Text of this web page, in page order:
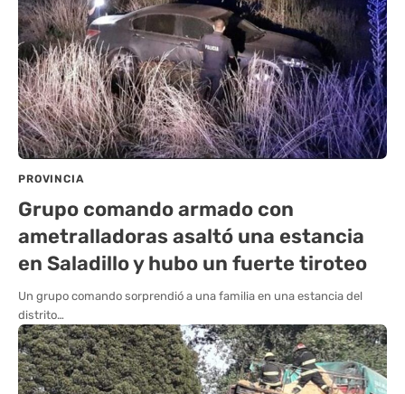
PROVINCIA
Grupo comando armado con
ametralladoras asaltó una estancia
en Saladillo y hubo un fuerte tiroteo
Un grupo comando sorprendió a una familia en una estancia del
distrito…